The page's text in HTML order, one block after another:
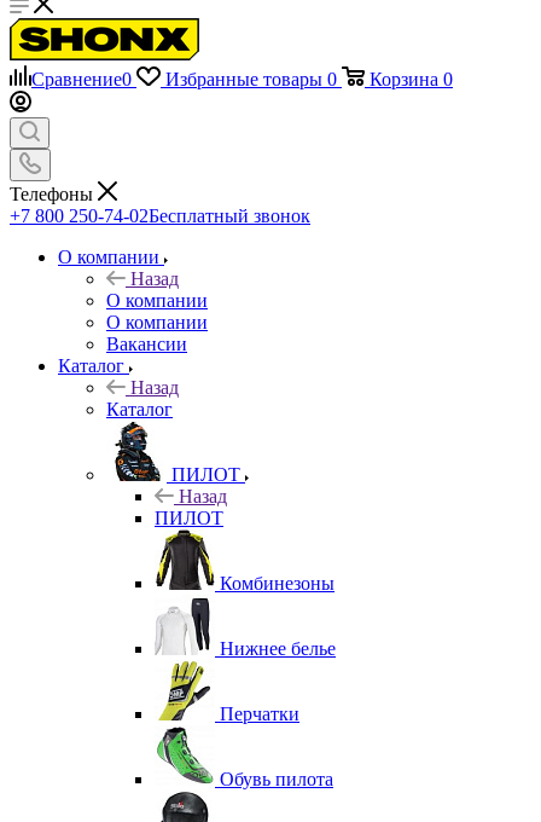
Сравнение0 Избранные товары 0 Корзина 0
Телефоны
+7 800 250-74-02Бесплатный звонок
О компании
Назад
О компании
О компании
Вакансии
Каталог
Назад
Каталог
ПИЛОТ
Назад
ПИЛОТ
Комбинезоны
Нижнее белье
Перчатки
Обувь пилота